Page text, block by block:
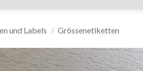
und Labels / Grössenetiketten